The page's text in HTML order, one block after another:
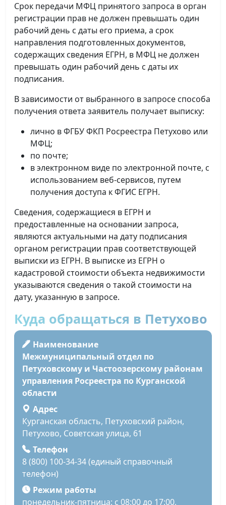
Срок передачи МФЦ принятого запроса в орган
регистрации прав не должен превышать один
рабочий день с даты его приема, а срок
направления подготовленных документов,
содержащих сведения ЕГРН, в МФЦ не должен
превышать один рабочий день с даты их
подписания.
В зависимости от выбранного в запросе способа
получения ответа заявитель получает выписку:
лично в ФГБУ ФКП Росреестра Петухово или
МФЦ;
по почте;
в электронном виде по электронной почте, с
использованием веб-сервисов, путем
получения доступа к ФГИС ЕГРН.
Сведения, содержащиеся в ЕГРН и
предоставленные на основании запроса,
являются актуальными на дату подписания
органом регистрации прав соответствующей
выписки из ЕГРН. В выписке из ЕГРН о
кадастровой стоимости объекта недвижимости
указываются сведения о такой стоимости на
дату, указанную в запросе.
Куда обращаться в Петухово
Наименование
Межмуниципальный отдел по
Петуховскому и Частоозерскому районам
управления Росреестра по Курганской
области
Адрес
Курганская область, Петуховский район,
Петухово, Советская улица, 61
Телефон
8 (800) 100-34-34 (единый справочный
телефон)
Режим работы
понедельник-пятница: с 08:00 до 17:00,